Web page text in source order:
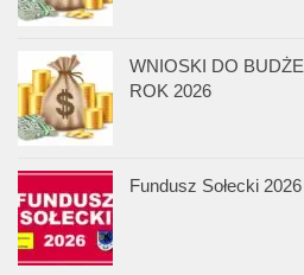
WNIOSKI DO
ROK 2026
Fundusz Sołecki 2026